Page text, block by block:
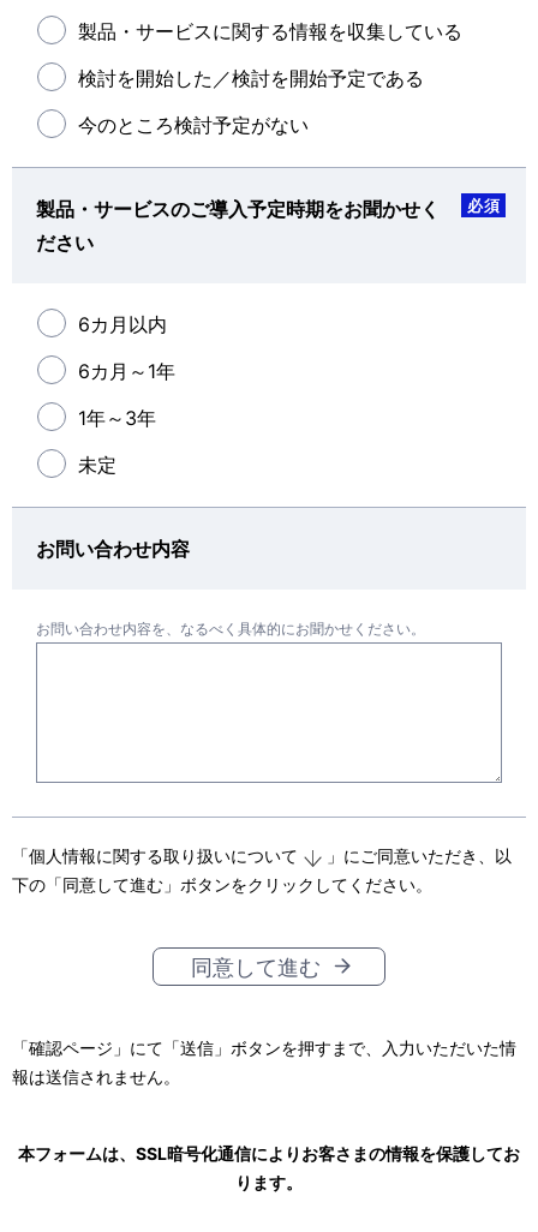
製品・サービスに関する情報を収集している
検討を開始した／検討を開始予定である
今のところ検討予定がない
製品・サービスのご導入予定時期をお聞かせく
ださい
必須
6カ月以内
6カ月～1年
1年～3年
未定
お問い合わせ内容
お問い合わせ内容を、なるべく具体的にお聞かせください。
「個人情報に関する取り扱いについて
」にご同意いただき、以
下の「同意して進む」ボタンをクリックしてください。
同意して進む
「確認ページ」にて「送信」ボタンを押すまで、入力いただいた情
報は送信されません。
本フォームは、SSL暗号化通信によりお客さまの情報を保護してお
ります。